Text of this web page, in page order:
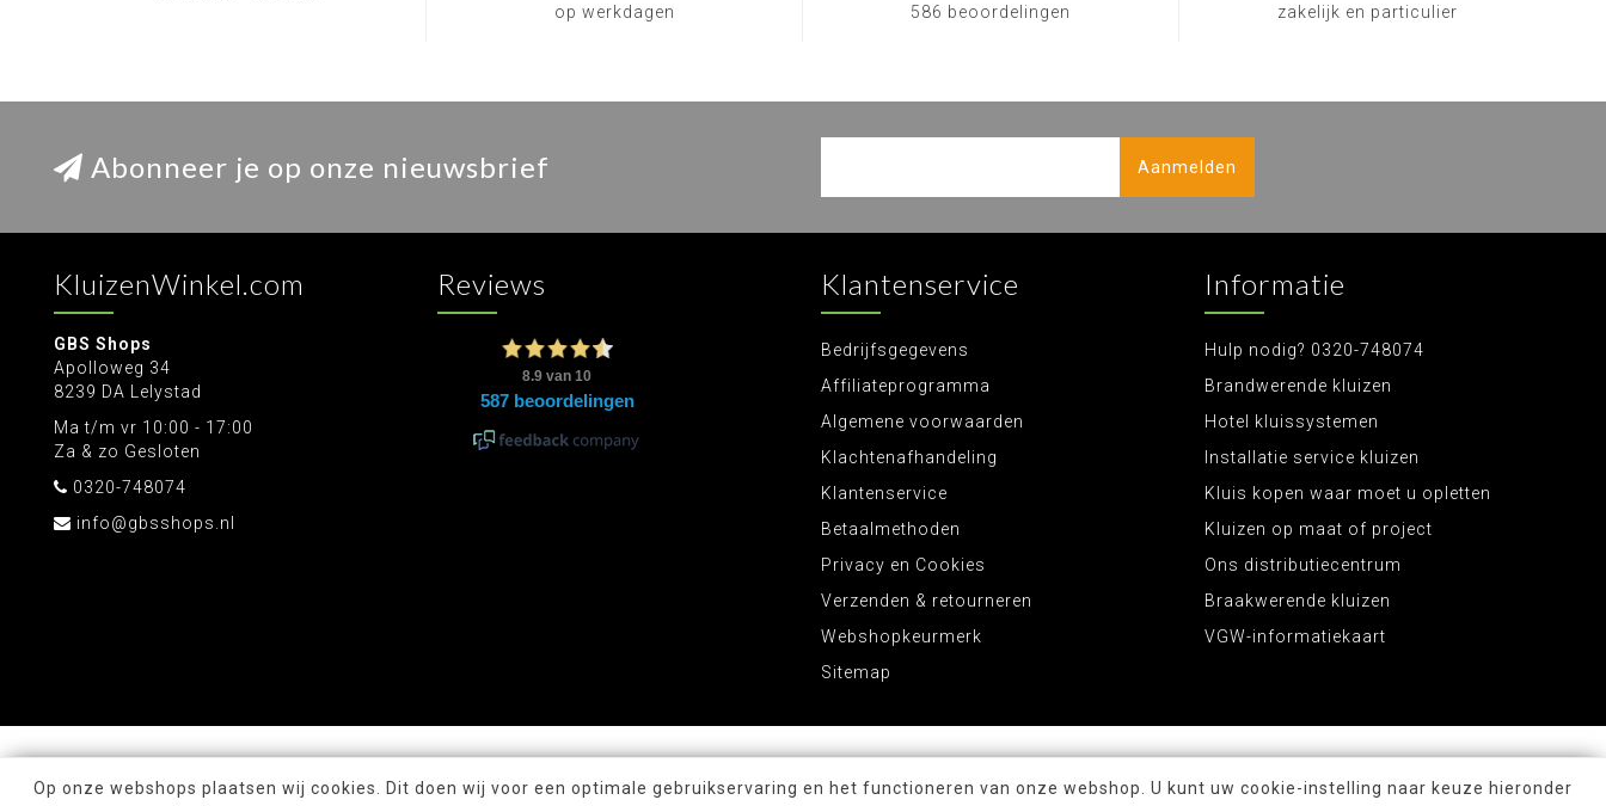
op werkdagen 586 beoordelingen zakelijk en particulier
Abonneer je op onze nieuwsbrief Aanmelden
KluizenWinkel.com
GBS Shops
Apolloweg 34
8239 DA Lelystad
Ma t/m vr 10:00 - 17:00
Za & zo Gesloten
0320-748074
info@gbsshops.nl
Reviews Klantenservice
Bedrijfsgegevens
Affiliateprogramma
Algemene voorwaarden
Klachtenafhandeling
Klantenservice
Betaalmethoden
Privacy en Cookies
Verzenden & retourneren
Webshopkeurmerk
Sitemap
Informatie
Hulp nodig? 0320-748074
Brandwerende kluizen
Hotel kluissystemen
Installatie service kluizen
Kluis kopen waar moet u opletten
Kluizen op maat of project
Ons distributiecentrum
Braakwerende kluizen
VGW-informatiekaart
Op onze webshops plaatsen wij cookies. Dit doen wij voor een optimale gebruikservaring en het functioneren van onze webshop. U kunt uw cookie-instelling naar keuze hieronder